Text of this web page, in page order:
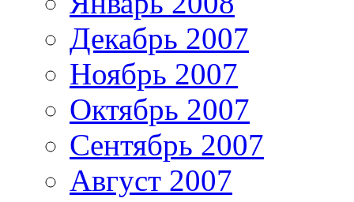
Декабрь 2007
Ноябрь 2007
Октябрь 2007
Сентябрь 2007
Август 2007